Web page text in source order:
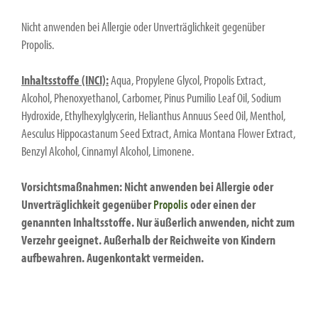
Nicht anwenden bei Allergie oder Unverträglichkeit gegenüber
Propolis.
Inhaltsstoffe (INCI):Aqua, Propylene Glycol, Propolis Extract,
Alcohol, Phenoxyethanol, Carbomer, Pinus Pumilio Leaf Oil, Sodium
Hydroxide, Ethylhexylglycerin, Helianthus Annuus Seed Oil, Menthol,
Aesculus Hippocastanum Seed Extract, Arnica Montana Flower Extract,
Benzyl Alcohol, Cinnamyl Alcohol, Limonene.
Vorsichtsmaßnahmen: Nicht anwenden bei Allergie oder
Unverträglichkeit gegenüberPropolisoder einen der
genannten Inhaltsstoffe. Nur äußerlich anwenden, nicht zum
Verzehr geeignet. Außerhalb der Reichweite von Kindern
aufbewahren. Augenkontakt vermeiden.